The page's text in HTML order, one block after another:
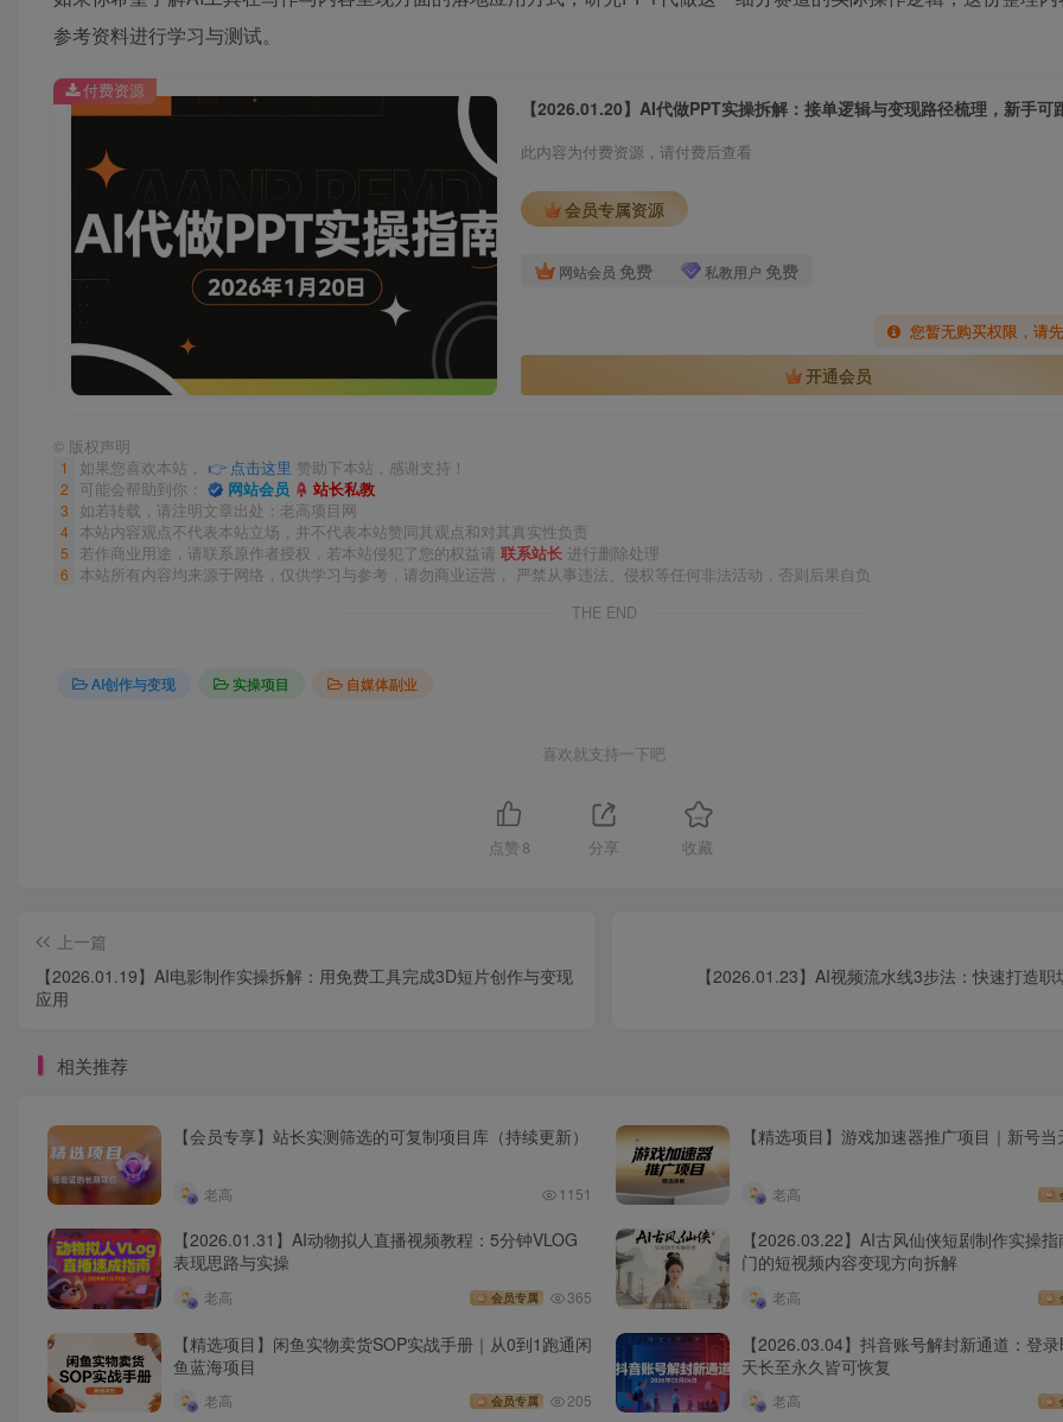
参考资料进行学习与测试。
此内容为付费资源，请付费后查看
会员专属资源
网站会员 免费 私教用户 免费
您暂无购买权限，请
开通会员
付费资源
© 版权声明
1 如果您喜欢本站， 👉 点击这里 赞助下本站，感谢支持！
2 可能会帮助到你： 网站会员 站长私教
3 如若转载，请注明文章出处：老高项目网
4 本站内容观点不代表本站立场，并不代表本站赞同其观点和对其真实性负责
5 若作商业用途，请联系原作者授权，若本站侵犯了您的权益请 联系站长 进行删除处理
6
本站所有内容均来源于网络，仅供学习与参考，请勿商业运营， 严禁从事违法、侵权等任何非法活动，否则后果自负
THE END
AI创作与变现 实操项目 自媒体副业
喜欢就支持一下吧
点赞 8 分享 收藏
上一篇
【2026.01.19】AI电影制作实操拆解：用免费工具完成3D短片创作与变现
应用
【2026.01.23】AI视频流水线3步法：快速打造
相关推荐
【会员专享】站长实测筛选的可复制项目库（持续更新）
老高 1151
【精选项目】游戏加速器推广项目｜新号
老高
【2026.01.31】AI动物拟人直播视频教程：5分钟VLOG
表现思路与实操
老高 会员专属 365
【2026.03.22】AI古风仙侠短剧制作实操
门的短视频内容变现方向拆解
老高
【精选项目】闲鱼实物卖货SOP实战手册｜从0到1跑通闲
鱼蓝海项目
老高 会员专属 205
【2026.03.04】抖音账号解封新通道：登
天长至永久皆可恢复
老高